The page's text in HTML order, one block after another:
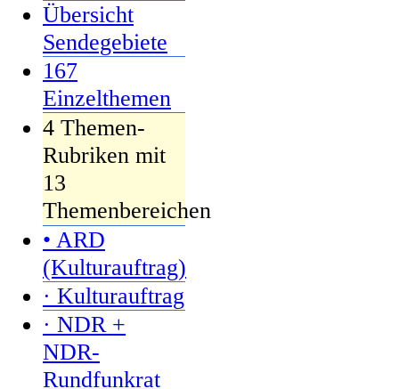
Übersicht
Sendegebiete
167
Einzelthemen
4 Themen-
Rubriken mit
13
Themenbereichen
• ARD
(Kulturauftrag)
· Kulturauftrag
· NDR +
NDR-
Rundfunkrat